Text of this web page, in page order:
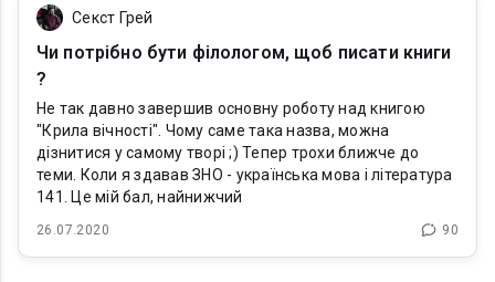
Секст Грей
Чи потрібно бути філологом, щоб писати книги
?
Не так давно завершив основну роботу над книгою
"Крила вічності". Чому саме така назва, можна
дізнитися у самому творі ;) Тепер трохи ближче до
теми. Коли я здавав ЗНО - українська мова і література
141. Це мій бал, найнижчий
26.07.2020 90